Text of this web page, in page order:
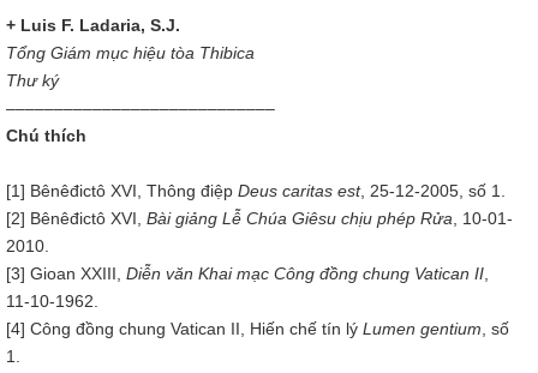
+ Luis F. Ladaria, S.J.
Tổng Giám mục hiệu tòa Thibica
Thư ký
––––––––––––––––––––––––––––
Chú thích
[1] Bênêđictô XVI, Thông điệp Deus caritas est, 25-12-2005, số 1.
[2] Bênêđictô XVI, Bài giảng Lễ Chúa Giêsu chịu phép Rửa , 10-01-
2010.
[3] Gioan XXIII, Diễn văn Khai mạc Công đồng chung Vatican II
11-10-1962.
[4] Công đồng chung Vatican II, Hiến chế tín lý Lumen gentium , số
1.